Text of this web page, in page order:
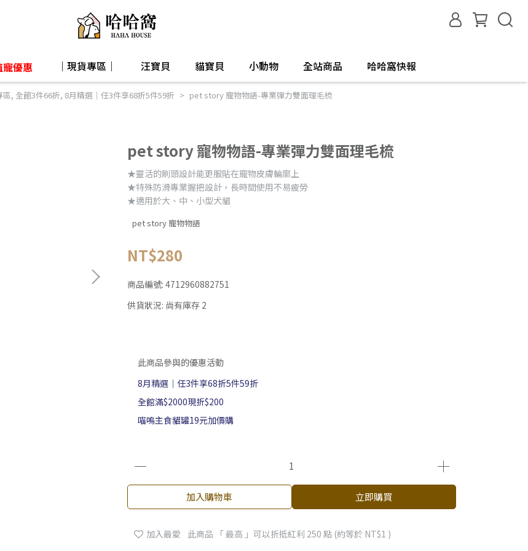
寵優惠 ｜現貨專區｜ 汪寶貝 貓寶貝 小動物 全站商品 哈哈窩快報
區, 全館3件66折, 8月精選｜任3件享68折5件59折 pet story 寵物物語-專業彈力雙面理毛梳
pet story 寵物物語-專業彈力雙面理毛梳
★靈活的刷頭設計能更服貼在寵物皮膚輪廓上
★特殊防滑專業握把設計，長時間使用不易疲勞
★適用於大、中、小型犬貓
pet story 寵物物語
NT$280
商品編號: 4712960882751
供貨狀況: 尚有庫存 2
此商品參與的優惠活動
8月精選｜任3件享68折5件59折
全館滿$2000現折$200
喵嗚主食貓罐19元加價購
加入購物車 立即購買
加入最愛 此商品 「 最高 」可以折抵紅利 250 點 (約等於 NT$1 )